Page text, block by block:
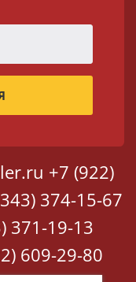
+7 (922)
374-15-67
371-19-13
609-29-80